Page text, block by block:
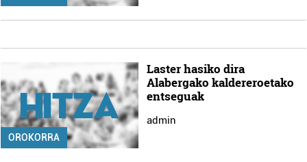
OROKORRA
Laster hasiko dira
Alabergako kaldereroetako
entseguak
admin